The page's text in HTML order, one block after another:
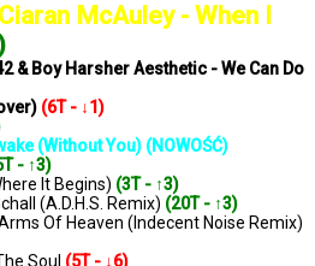
McAuley - When I
& Boy Harsher Aesthetic - We Can Do
(6T - ↓1)
(Without You) (NOWOŚĆ)
- ↑3)
It Begins) (3T - ↑3)
(A.D.H.S. Remix) (20T - ↑3)
Of Heaven (Indecent Noise Remix)
Soul (5T - ↓6)